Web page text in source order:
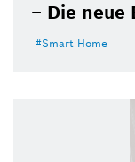
– Die neue
Smart Home